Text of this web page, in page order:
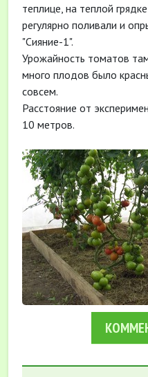
теплице, на теплой
регулярно поливали и
"Сияние-1".
Урожайность томатов
много плодов было
совсем.
Расстояние от
10 метров.